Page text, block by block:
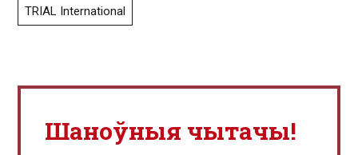
TRIAL International
Шаноўныя чытачы!